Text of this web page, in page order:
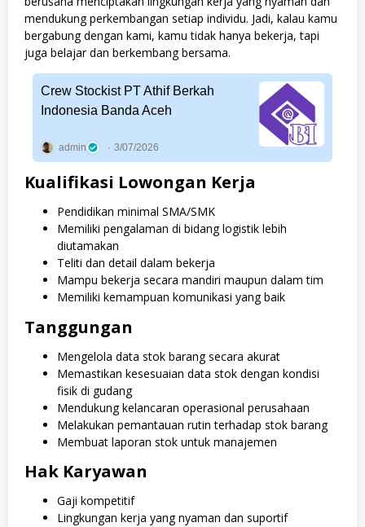
mendukung perkembangan setiap individu. Jadi, kalau kamu
bergabung dengan kami, kamu tidak hanya bekerja, tapi
juga belajar dan berkembang bersama.
Crew Stockist PT Athif Berkah
Indonesia Banda Aceh
admin 3/07/2026
Kualifikasi Lowongan Kerja
Pendidikan minimal SMA/SMK
Memiliki pengalaman di bidang logistik lebih
diutamakan
Teliti dan detail dalam bekerja
Mampu bekerja secara mandiri maupun dalam tim
Memiliki kemampuan komunikasi yang baik
Tanggungan
Mengelola data stok barang secara akurat
Memastikan kesesuaian data stok dengan kondisi
fisik di gudang
Mendukung kelancaran operasional perusahaan
Melakukan pemantauan rutin terhadap stok barang
Membuat laporan stok untuk manajemen
Hak Karyawan
Gaji kompetitif
Lingkungan kerja yang nyaman dan suportif